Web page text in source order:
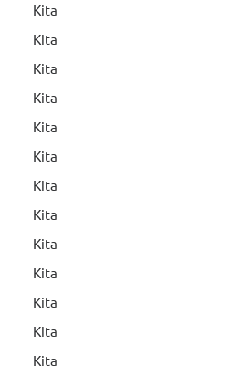
Kita
Kita
Kita
Kita
Kita
Kita
Kita
Kita
Kita
Kita
Kita
Kita
Kita